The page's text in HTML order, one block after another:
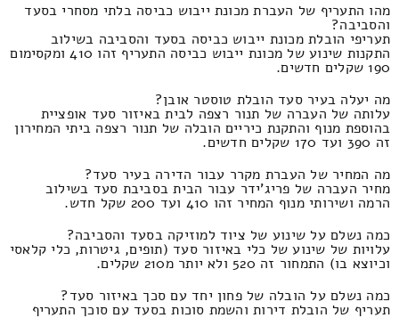
מהו התעריף של העברת מכונת ייבוש כביסה בלתי מסחרי בסעד
והסביבה?
תעריפי הובלת מכונת ייבוש כביסה בסעד והסביבה בשילוב
התקנות שינוע של מכונת ייבוש כביסה התעריף זהו 410 ומקסימום
190 שקלים חדשים.
מה יעלה בעיר סעד הובלת טוסטר אובן?
עלותה של העברה של תנור רצפה לבית באיזור סעד אופציית
בהוספת מנוף והתקנת כיריים הובלה של תנור רצפה ביתי המחירון
זה 390 ועד 170 שקלים חדשים.
מה המחיר של העברת מקרר עבור הדירה בעיר סעד?
מחיר העברה של פריג'ידר עבור הבית בסביבת סעד בשילוב
הרמה ושירותי מנוף המחיר זהו 410 ועד 200 שקל חדש.
כמה נשלם על שינוע של ציוד למוזיקה בסעד והסביבה?
עלויות של שינוע של כלי באיזור סעד (תופים, גיטרות, כלי קלאסי
וכיוצא בו) התמחור זה 520 ולא יותר מ210 שקלים.
כמה נשלם על הובלה של פחון יחד עם סכך באיזור סעד?
תעריף של הובלת דירות והשמת סוכות בסעד עם סוכך התעריף